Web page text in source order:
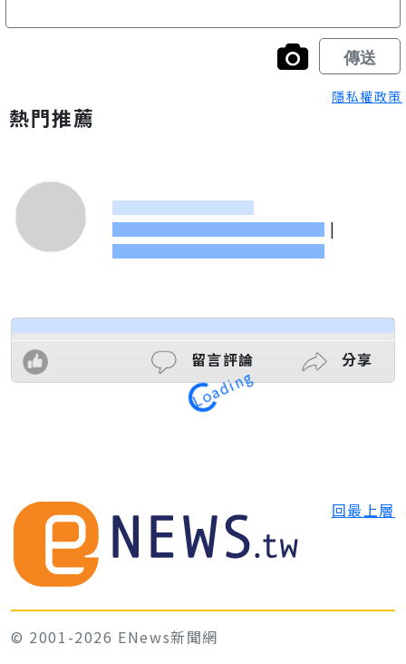
隱私權政策
熱門推薦
|
留言評論 分享
Loading
回最上層
© 2001-2026 ENews新聞網